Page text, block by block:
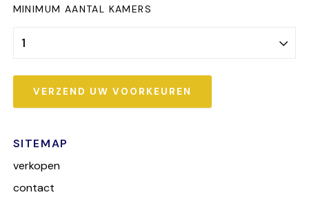
MINIMUM AANTAL KAMERS
VERZEND UW VOORKEUREN
SITEMAP
verkopen
contact